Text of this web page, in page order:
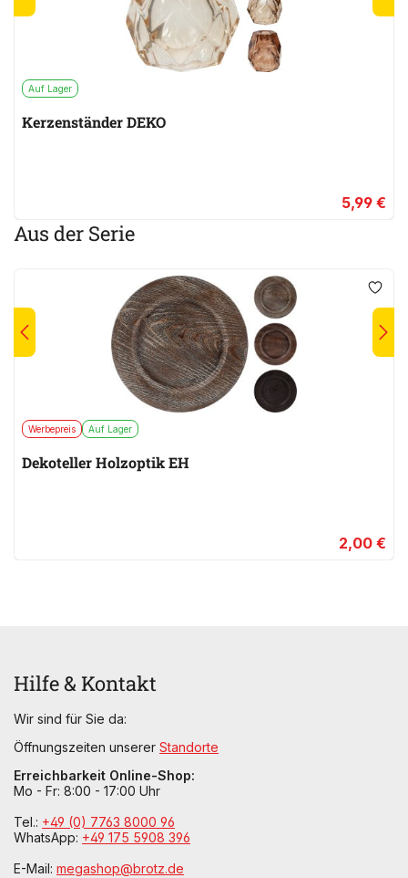
Auf Lager
Kerzenständer DEKO
5,99 €
Aus der Serie
Werbepreis Auf Lager
Dekoteller Holzoptik EH
2,00 €
Hilfe & Kontakt
Wir sind für Sie da:
Öffnungszeiten unserer Standorte
Erreichbarkeit Online-Shop:
Mo - Fr: 8:00 - 17:00 Uhr
Tel.: +49 (0) 7763 8000 96
WhatsApp: +49 175 5908 396
E-Mail: megashop@brotz.de